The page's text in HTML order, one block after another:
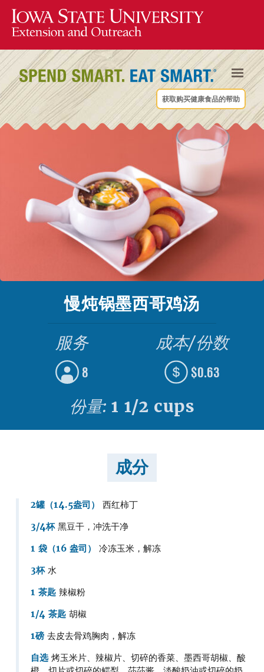
获取购买健康食品的帮助
慢炖锅墨西哥鸡汤
服务
8
成本/份数
$0.63
份量: 1 1/2 cups
成分
2罐（14.5盎司）
西红柿丁
3/4杯黑豆干，冲洗干净
1 袋（16 盎司）
冷冻玉米，解冻
3杯水
1 茶匙 辣椒粉
1/4 茶匙 胡椒
1磅 去皮去骨鸡胸肉，解冻
自选烤玉米片、辣椒片、切碎的香菜、墨西哥胡椒、酸